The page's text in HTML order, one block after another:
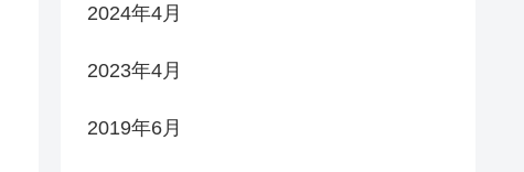
2024年4月
2023年4月
2019年6月